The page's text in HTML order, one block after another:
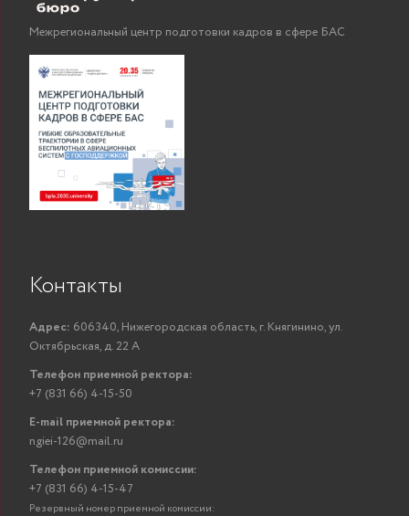
Межрегиональный центр подготовки кадров в сфере БАС
Контакты
Адрес: 606340, Нижегородская область, г. Княгинино, ул.
Октябрьская, д. 22 А
Телефон приемной ректора:
+7 (831 66) 4-15-50
E-mail приемной ректора:
ngiei-126@mail.ru
Телефон приемной комиссии:
+7 (831 66) 4-15-47
Резервный номер приемной комиссии: